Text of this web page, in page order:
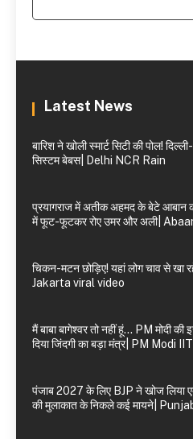
Latest News
बारिश ने खोली स्मार्ट सिटी की पोल!
सिस्टम बेबस| Delhi NCR Rain
प्रयागराज में अतीक अहमद के बेटे आबान
में फूट-फूटकर रोए उमर और अली|
चिकन-मटन छोड़िए! यहां लोग चाव से खा
Jakarta viral video
मैं बाबा बागेश्वर तो नहीं हूं… PM मोदी
दिया जिंदगी का बड़ा मंत्र| PM Modi
पंजाब 2027 के लिए BJP ने खोज लिया
की मुलाकात के निकले कई मायने|